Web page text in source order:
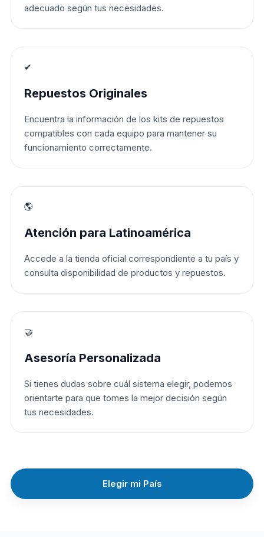
adecuado según tus necesidades.
✔
Repuestos Originales
Encuentra la información de los kits de repuestos
compatibles con cada equipo para mantener su
funcionamiento correctamente.
🌎
Atención para Latinoamérica
Accede a la tienda oficial correspondiente a tu país y
consulta disponibilidad de productos y repuestos.
🤝
Asesoría Personalizada
Si tienes dudas sobre cuál sistema elegir, podemos
orientarte para que tomes la mejor decisión según
tus necesidades.
Elegir mi País